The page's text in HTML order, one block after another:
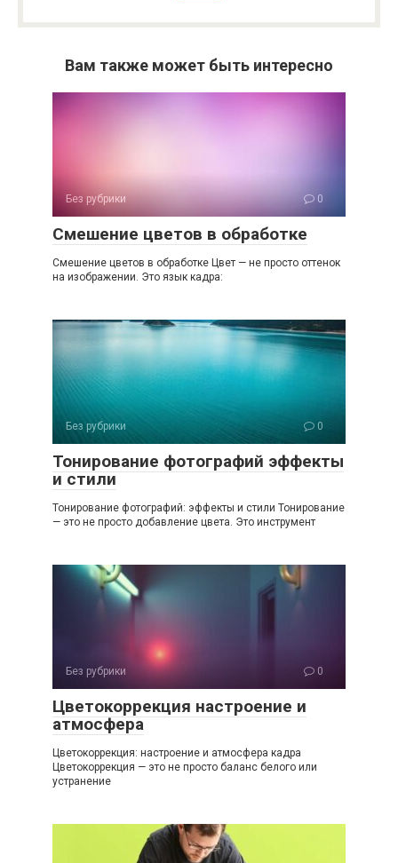
Вам также может быть интересно
Без рубрики 0
Смешение цветов в обработке
Смешение цветов в обработке Цвет — не просто оттенок
на изображении. Это язык кадра:
Без рубрики 0
Тонирование фотографий эффекты
и стили
Тонирование фотографий: эффекты и стили Тонирование
— это не просто добавление цвета. Это инструмент
Без рубрики 0
Цветокоррекция настроение и
атмосфера
Цветокоррекция: настроение и атмосфера кадра
Цветокоррекция — это не просто баланс белого или
устранение